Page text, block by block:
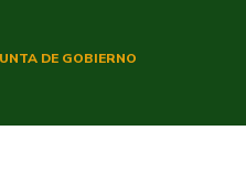
DE GOBIERNO